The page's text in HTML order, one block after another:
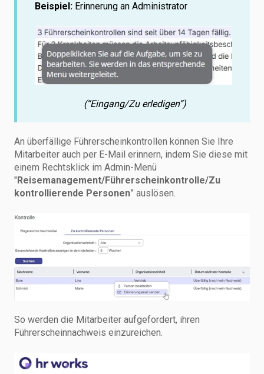
Beispiel: Erinnerung an Administrator
(“Eingang/Zu erledigen”)
An überfällige Führerscheinkontrollen können Sie Ihre
Mitarbeiter auch per E-Mail erinnern, indem Sie diese mit
einem Rechtsklick im Admin-Menü
" Reisemanagement/Führerscheinkontrolle/Zu
kontrollierende Personen” auslösen.
So werden die Mitarbeiter aufgefordert, ihren
Führerscheinnachweis einzureichen.